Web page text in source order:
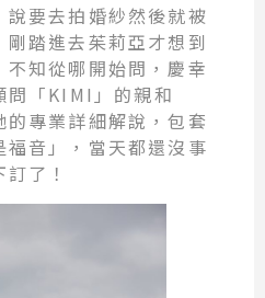
要去拍婚紗然後就被
踏進去茱莉亞才想到
知從哪開始問，慶幸
問「KIMI」的親和
專業詳細解說，包套
音」，當天都還沒事
了！